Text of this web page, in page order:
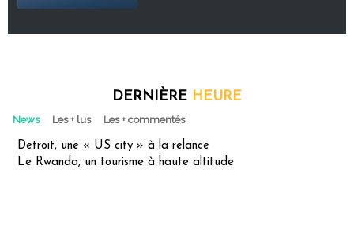
DERNIÈRE HEURE
News Les + lus Les + commentés
Detroit, une « US city » à la relance
Le Rwanda, un tourisme à haute altitude